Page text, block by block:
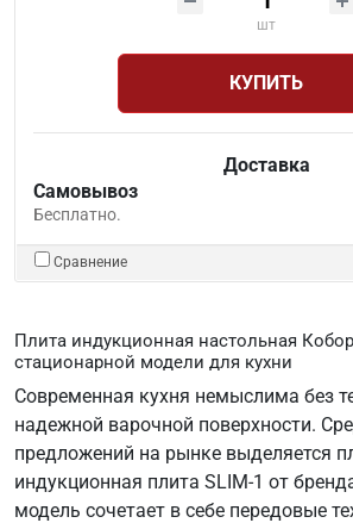
шт
КУПИТЬ
Доставка
Самовывоз
Бесплатно.
Сравнение
Плита индукционная настольная
стационарной модели для кухни
Современная кухня немыслима без
надежной варочной поверхности.
предложений на рынке выделяется
индукционная плита SLIM-1 от
модель сочетает в себе передовые